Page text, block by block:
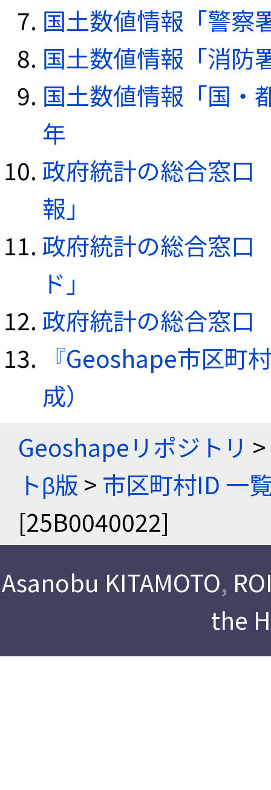
国土数値情報「警察
国土数値情報「消防
国土数値情報「国・
年
政府統計の総合窓口
報」
政府統計の総合窓口
ド」
政府統計の総合窓口
『Geoshape市区町
成）
Geoshapeリポジトリ >
トβ版 > 市区町村ID 一
[25B0040022]
Asanobu KITAMOTO,
the